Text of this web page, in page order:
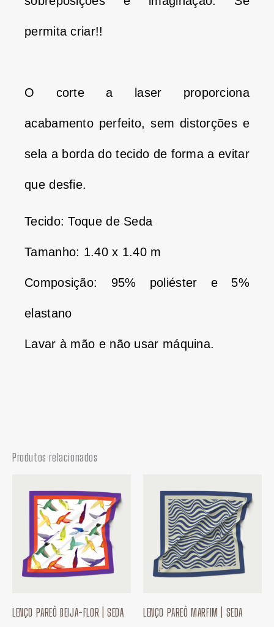
permita criar!!
O corte a laser proporciona
acabamento perfeito, sem distorções e
sela a borda do tecido de forma a evitar
que desfie.
Tecido: Toque de Seda
Tamanho: 1.40 x 1.40 m
Composição: 95% poliéster e 5%
elastano
Lavar à mão e não usar máquina.
Produtos relacionados
LENÇO PAREÔ BEIJA-FLOR | SEDA LENÇO PAREÔ MARFIM | SEDA